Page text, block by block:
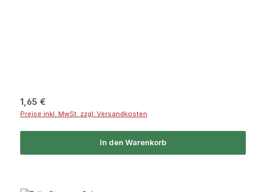
Regulärer Preis:
1,65 €
Preise inkl. MwSt. zzgl. Versandkosten
In den Warenkorb